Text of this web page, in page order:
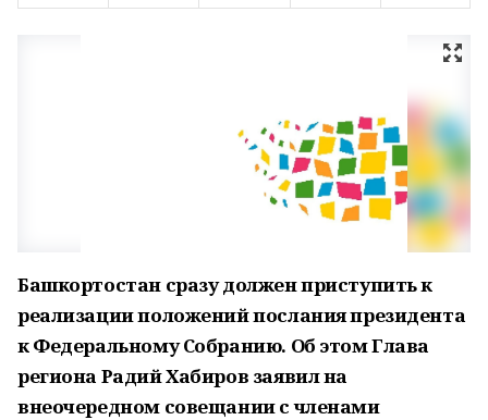
Башкортостан сразу должен приступить к
реализации положений послания президента
к Федеральному Собранию. Об этом Глава
региона Радий Хабиров заявил на
внеочередном совещании с членами